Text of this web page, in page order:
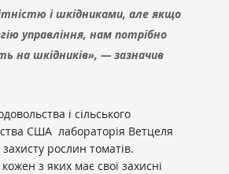
і шкідниками, але якщо
управління, нам потрібно
на шкідників», — зазначив
і сільського
США лабораторія Ветцеля
рослин томатів.
з яких має свої захисні